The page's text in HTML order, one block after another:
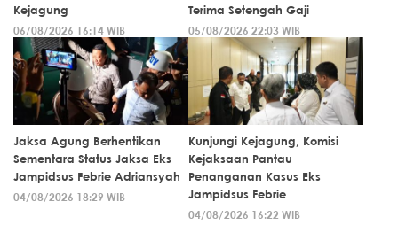
Kejagung
06/08/2026 16:14 WIB
Terima Setengah Gaji
05/08/2026 22:03 WIB
Jaksa Agung Berhentikan
Sementara Status Jaksa Eks
Jampidsus Febrie Adriansyah
04/08/2026 18:29 WIB
Kunjungi Kejagung, Komisi
Kejaksaan Pantau
Penanganan Kasus Eks
Jampidsus Febrie
04/08/2026 16:22 WIB